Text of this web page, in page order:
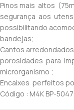
Pinos mais altos
segurança aos
possibilitando
bandejas;
Cantos
porosidades para
microrganismo ;
Encaixes perfeitos
Código : M4K BP-5047